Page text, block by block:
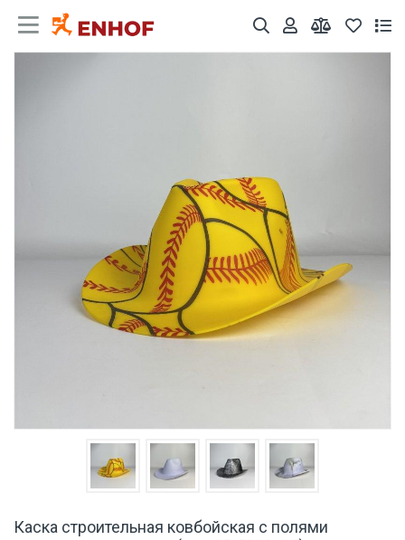
Каска строительная ковбойская с полями